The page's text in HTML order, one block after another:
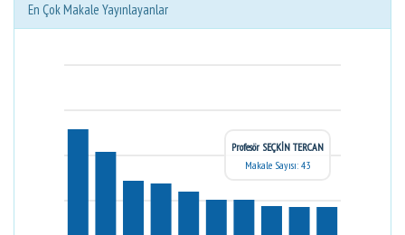
En Çok Makale Yayınlayanlar
Profesör SEÇKİN TERCAN
Makale Sayısı: 43